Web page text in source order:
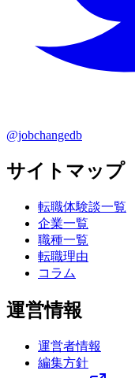
@jobchangedb
サイトマップ
転職体験談一覧
企業一覧
職種一覧
転職理由
コラム
運営情報
運営者情報
編集方針